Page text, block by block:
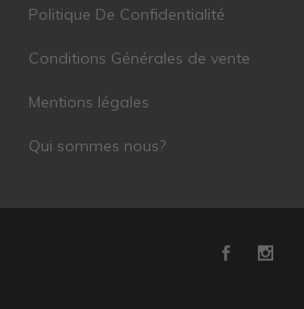
Politique De Confidentialité
Conditions Générales de vente
Mentions légales
Qui sommes nous?